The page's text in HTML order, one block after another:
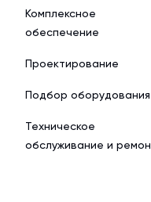
Комплексное
обеспечение
Проектирование
Подбор оборудования
Техническое
обслуживание и